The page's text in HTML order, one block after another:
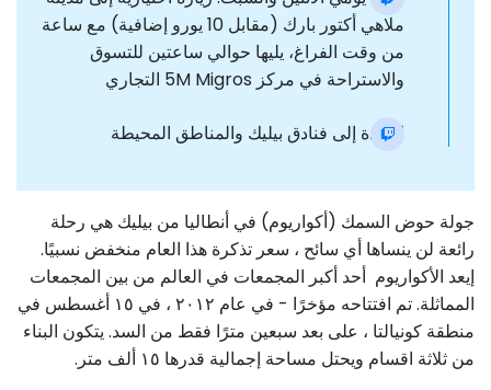
ملاهي أكتور بارك (مقابل 10 يورو إضافية) مع ساعة
من وقت الفراغ، يليها حوالي ساعتين للتسوق
والاستراحة في مركز 5M Migros التجاري
العودة إلى فنادق بيليك والمناطق المحيطة
جولة حوض السمك (أكواريوم) في أنطاليا من بيليك هي رحلة
رائعة لن ينساها أي سائح ، سعر تذكرة هذا العام منخفض نسبيًا.
إيعد الأكواريوم أحد أكبر المجمعات في العالم من بين المجمعات
المماثلة. تم افتتاحه مؤخرًا - في عام ۲۰۱۲ ، في ۱٥ أغسطس في
منطقة كونيالتا ، على بعد سبعين مترًا فقط من السد. يتكون البناء
من ثلاثة اقسام ويحتل مساحة إجمالية قدرها ۱٥ ألف متر.